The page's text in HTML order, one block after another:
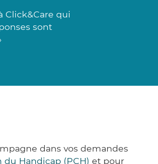
Click&Care qui
sont
dans vos demandes
Handicap (PCH) et pour